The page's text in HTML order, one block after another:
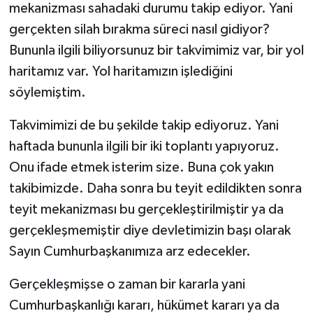
mekanizması sahadaki durumu takip ediyor. Yani
gerçekten silah bırakma süreci nasıl gidiyor?
Bununla ilgili biliyorsunuz bir takvimimiz var, bir yol
haritamız var. Yol haritamızın işlediğini
söylemiştim.
Takvimimizi de bu şekilde takip ediyoruz. Yani
haftada bununla ilgili bir iki toplantı yapıyoruz.
Onu ifade etmek isterim size. Buna çok yakın
takibimizde. Daha sonra bu teyit edildikten sonra
teyit mekanizması bu gerçekleştirilmiştir ya da
gerçekleşmemiştir diye devletimizin başı olarak
Sayın Cumhurbaşkanımıza arz edecekler.
Gerçekleşmişse o zaman bir kararla yani
Cumhurbaşkanlığı kararı, hükümet kararı ya da